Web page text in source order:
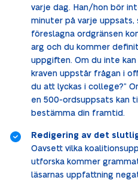
varje dag. Han/hon bör
minuter på varje uppsats,
föreslagna ordgränsen
arg och du kommer
uppgiften. Om du inte
kraven uppstår frågan i
du att lyckas i college?”
en 500-ordsuppsats kan
bestämma din framtid.
Redigering av det
Oavsett vilka
utforska kommer
läsarnas uppfattning